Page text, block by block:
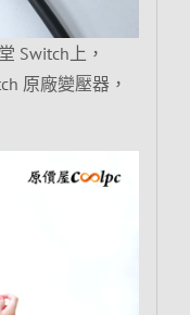
Switch上，
原廠變壓器，